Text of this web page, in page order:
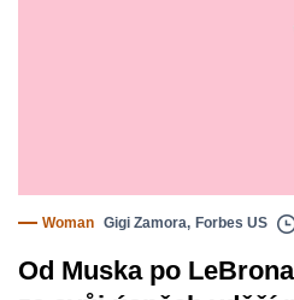
Woman Gigi Zamora, Forbes US
Od Muska po